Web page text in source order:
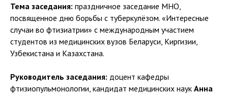
Тема заседания: праздничное заседание МНО,
посвященное дню борьбы с туберкулёзом. «Интересные
случаи во фтизиатрии» с международным участием
студентов из медицинских вузов Беларуси, Киргизии,
Узбекистана и Казахстана.
Руководитель заседания: доцент кафедры
фтизиопульмонологии, кандидат медицинских наук Анна